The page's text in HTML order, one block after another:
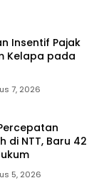
Insentif Pajak
Kelapa pada
7, 2026
di NTT, Baru 42
5, 2026